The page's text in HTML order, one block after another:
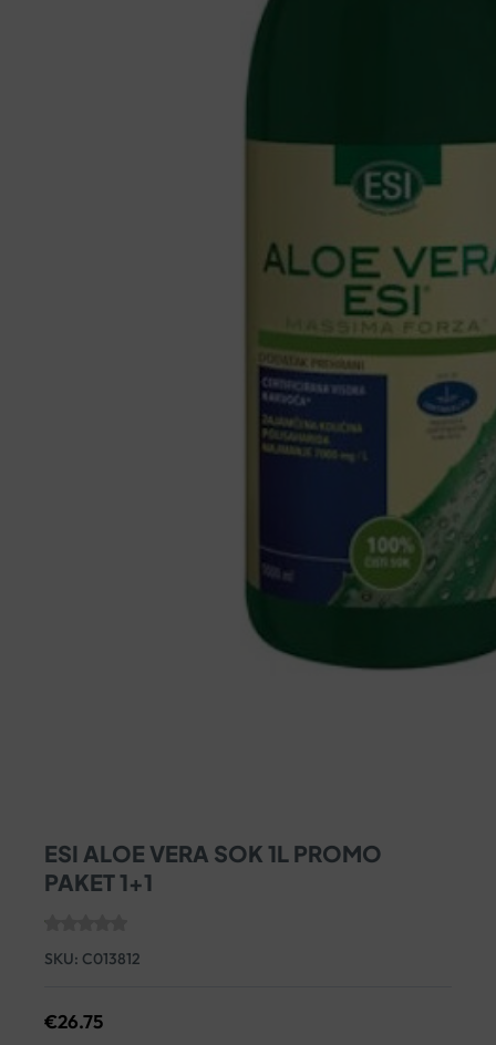
ESI ALOE VERA SOK 1L PROMO
PAKET 1+1
SKU: C013812
€26.75